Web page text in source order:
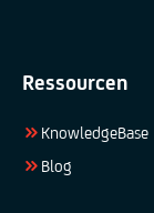
Ressourcen
KnowledgeBase
Blog